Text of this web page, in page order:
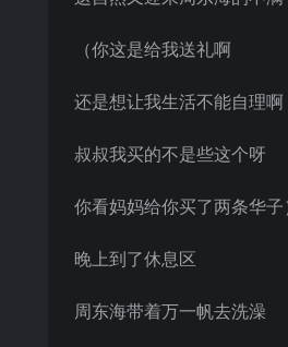
（你这是给我送礼啊
还是想让我生活不能自理啊
叔叔我买的不是些这个呀
你看妈妈给你买了两条华子
晚上到了休息区
周东海带着万一帆去洗澡